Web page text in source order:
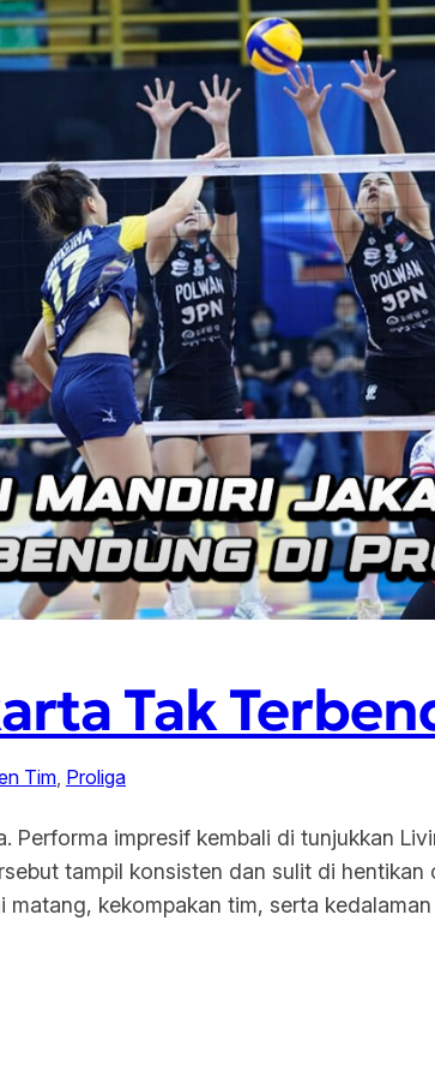
Tak
Tim, Proliga
Performa impresif kembali di tunjukkan
tampil konsisten dan sulit di
matang, kekompakan tim, serta